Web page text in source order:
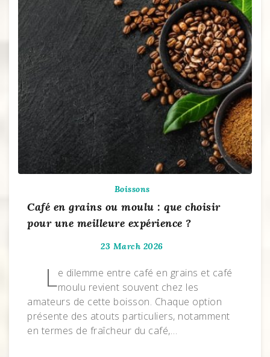
Boissons
Café en grains ou moulu : que choisir
pour une meilleure expérience ?
23 March 2026
Le dilemme entre café en grains et café
moulu revient souvent chez les
amateurs de cette boisson. Chaque option
présente des atouts particuliers, notamment
en termes de fraîcheur du café,…